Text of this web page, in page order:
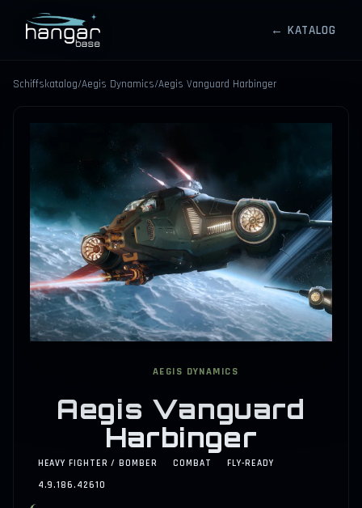
HANGARBASE
← KATALOG
Schiffskatalog/Aegis Dynamics/Aegis Vanguard Harbinger
AEGIS DYNAMICS
Aegis Vanguard
Harbinger
HEAVY FIGHTER / BOMBER COMBAT
FLY-READY
4.9.186.42610
⤢